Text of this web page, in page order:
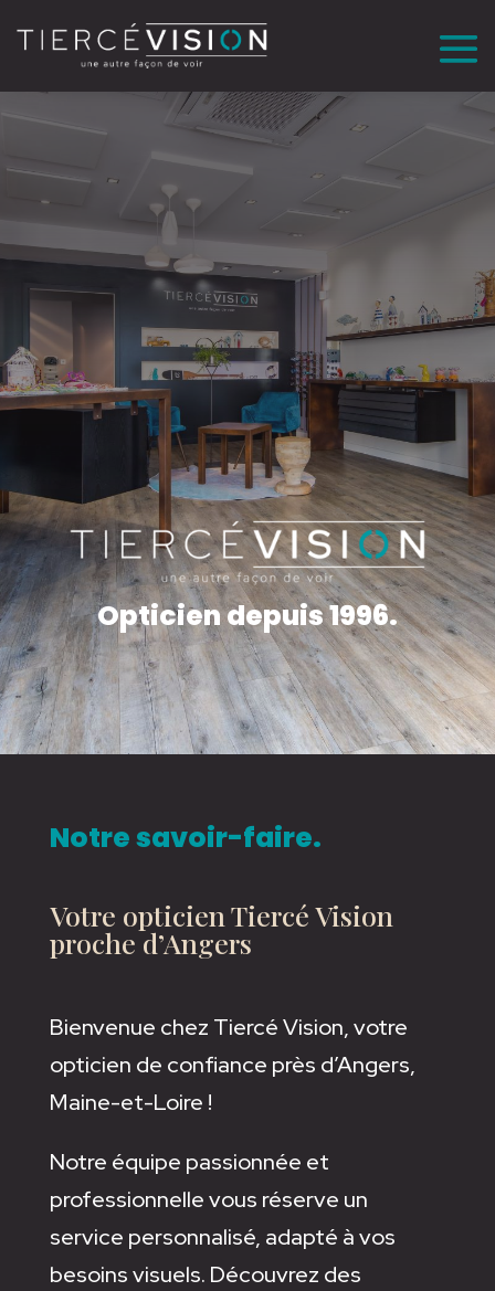
Opticien depuis 1996.
Notre savoir-faire.
Votre opticien Tiercé Vision
proche d’Angers
Bienvenue chez Tiercé Vision, votre
opticien de confiance près d’Angers,
Maine-et-Loire !
Notre équipe passionnée et
professionnelle vous réserve un
service personnalisé, adapté à vos
besoins visuels. Découvrez des